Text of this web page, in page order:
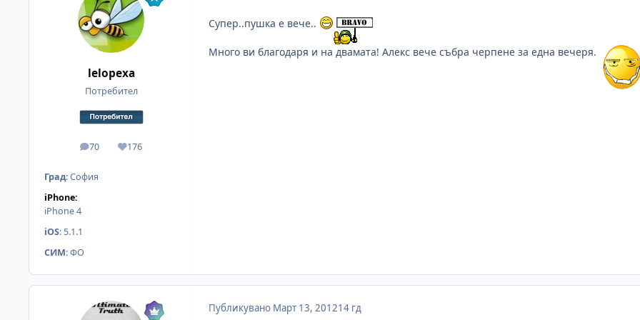
lelopexa
Потребител
70
мнения 176
Reputation
Град:София
iPhone:
iPhone 4
iOS: 5.1.1
СИМ:ФО
Супер..пушка е вече..
Много ви благодаря и на двамата! Алекс вече събра черпене за една вечеря.
Публикувано Март 13, 201214 гд